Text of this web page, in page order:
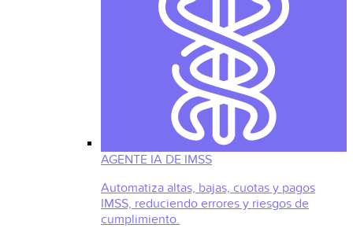
AGENTE IA DE IMSS
Automatiza altas, bajas, cuotas y pagos
IMSS, reduciendo errores y riesgos de
cumplimiento.